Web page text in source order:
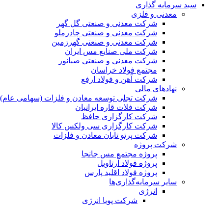
سبد سرمایه گذاری
معدنی و فلزی
شرکت معدنی و صنعتی گل گهر
شرکت معدنی و صنعتی چادرملو
شرکت معدنی و صنعتی گهرزمین
شرکت ملی صنایع مس ایران
شرکت معدنی و صنعتی صبانور
مجتمع فولاد خراسان
شرکت آهن و فولاد ارفع
نهادهای مالی
شرکت تجلی توسعه معادن و فلزات (سهامی عام)
شرکت فلات قاره ایرانیان
شرکت کارگزاری حافظ
شرکت کارگزاری سی ولکس کالا
شرکت پرتو تابان معادن و فلزات
شرکت پروژه
پروژه مجتمع مس جانجا
پروژه فولاد آرتاویل
پروژه فولاد اقلید پارس
سایر سرمایه‌گذاری‌ها
انرژی
شرکت پویا انرژی